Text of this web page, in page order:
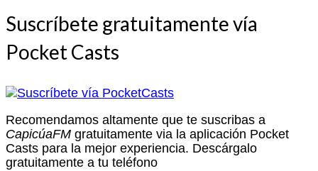
Suscríbete gratuitamente vía
Pocket Casts
Recomendamos altamente que te suscribas a
CapicúaFM gratuitamente via la aplicación Pocket
Casts para la mejor experiencia. Descárgalo
gratuitamente a tu teléfono